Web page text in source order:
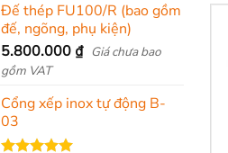
Đế thép FU100/R (bao gồm
đế, ngõng, phụ kiện)
5.800.000 ₫ Giá chưa bao
gồm VAT
Cổng xếp inox tự động B-
03